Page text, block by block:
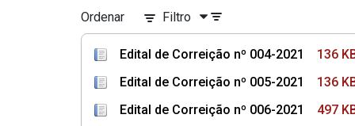
Ordenar Filtro
Edital de Correição nº 004-2021
136
Edital de Correição nº 005-2021
136
Edital de Correição nº 006-2021
497